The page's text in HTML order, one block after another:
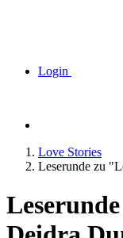
Login
Love Stories
Leserunde zu